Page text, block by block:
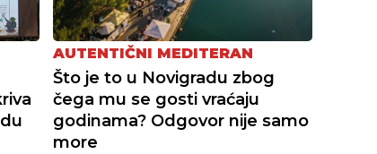
AUTENTIČNI MEDITERAN
Što je to u Novigradu zbog
čega mu se gosti vraćaju
godinama? Odgovor nije samo
more